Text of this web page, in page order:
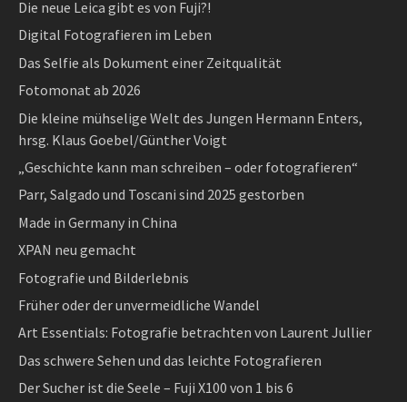
Die neue Leica gibt es von Fuji?!
Digital Fotografieren im Leben
Das Selfie als Dokument einer Zeitqualität
Fotomonat ab 2026
Die kleine mühselige Welt des Jungen Hermann Enters,
hrsg. Klaus Goebel/Günther Voigt
„Geschichte kann man schreiben – oder fotografieren“
Parr, Salgado und Toscani sind 2025 gestorben
Made in Germany in China
XPAN neu gemacht
Fotografie und Bilderlebnis
Früher oder der unvermeidliche Wandel
Art Essentials: Fotografie betrachten von Laurent Jullier
Das schwere Sehen und das leichte Fotografieren
Der Sucher ist die Seele – Fuji X100 von 1 bis 6